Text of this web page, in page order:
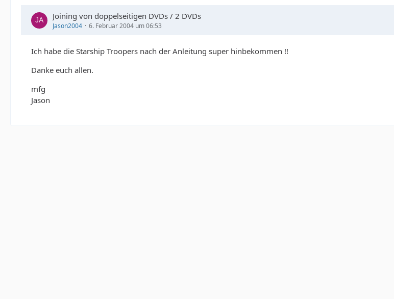
Joining von doppelseitigen DVDs / 2 DVDs
Jason2004 6. Februar 2004 um 06:53
Ich habe die Starship Troopers nach der Anleitung super hinbekommen !!
Danke euch allen.
mfg
Jason